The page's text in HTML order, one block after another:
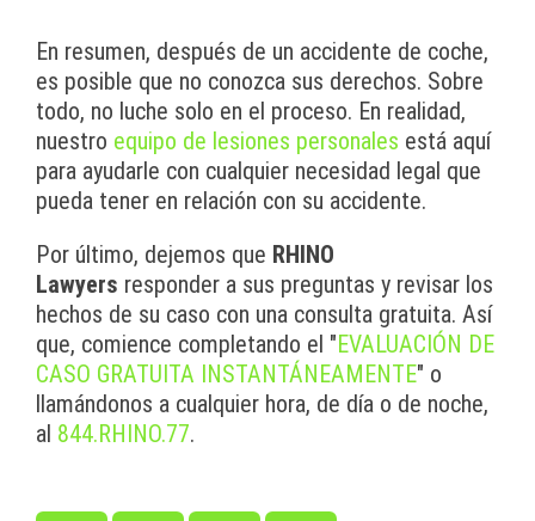
En resumen, después de un accidente de coche,
es posible que no conozca sus derechos. Sobre
todo, no luche solo en el proceso. En realidad,
nuestro equipo de lesiones personales está aquí
para ayudarle con cualquier necesidad legal que
pueda tener en relación con su accidente.
Por último, dejemos que RHINO
Lawyers responder a sus preguntas y revisar los
hechos de su caso con una consulta gratuita. Así
que, comience completando el "EVALUACIÓN DE
CASO GRATUITA INSTANTÁNEAMENTE" o
llamándonos a cualquier hora, de día o de noche,
al 844.RHINO.77.